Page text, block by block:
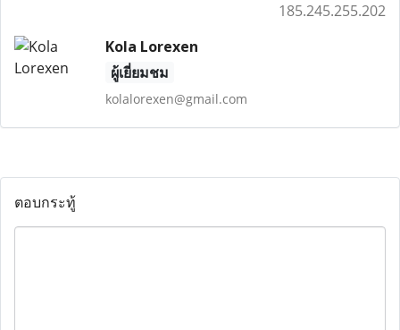
185.245.255.202
Kola Lorexen
ผู้เยี่ยมชม
kolalorexen@gmail.com
ตอบกระทู้